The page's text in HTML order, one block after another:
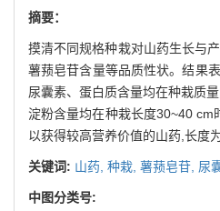
摘要：
摸清不同规格种栽对山药生长与
薯蓣皂苷含量等品质性状。结果
尿囊素、蛋白质含量均在种栽质
淀粉含量均在种栽长度30~40
以获得较高营养价值的山药,长度
关键词: 山药, 种栽, 薯蓣皂苷, 尿
中图分类号: